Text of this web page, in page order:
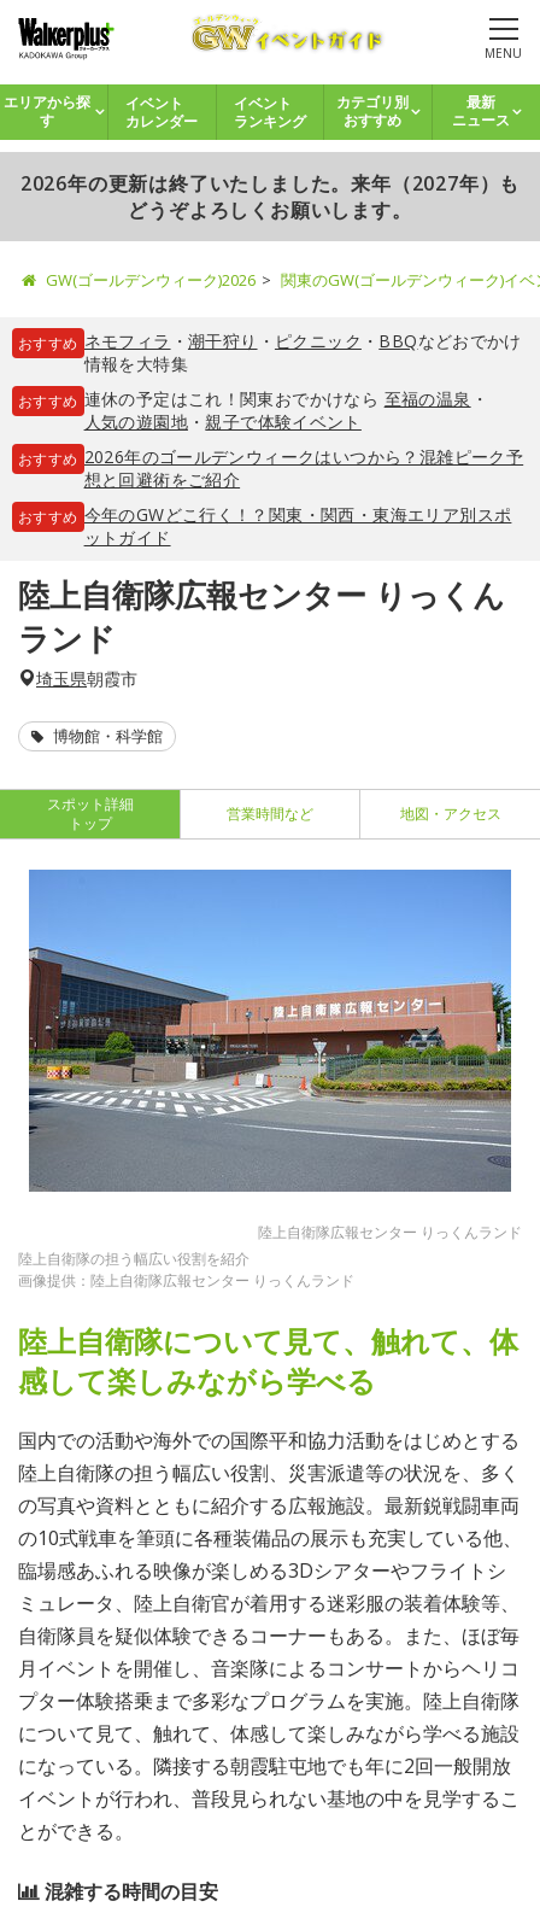
MENU
エリアから探
す
イベント
カレンダー
イベント
ランキング
カテゴリ別
おすすめ
最新
ニュース
2026年の更新は終了いたしました。来年（2027年）も
どうぞよろしくお願いします。
GW(ゴールデンウィーク)2026 関東のGW(ゴールデンウィーク)イ
おすすめ ネモフィラ ・ 潮干狩り ・ ピクニック ・ BBQなどおでかけ
情報を大特集
おすすめ 連休の予定はこれ！関東おでかけなら 至福の温泉 ・
人気の遊園地・親子で体験イベント
おすすめ 2026年のゴールデンウィークはいつから？混雑ピーク予
想と回避術をご紹介
おすすめ 今年のGWどこ行く！？関東・関西・東海エリア別スポ
ットガイド
陸上自衛隊広報センター りっくん
ランド
埼玉県朝霞市
博物館・科学館
スポット詳細
トップ
営業時間など 地図・アクセス
陸上自衛隊広報センター りっくんランド
陸上自衛隊の担う幅広い役割を紹介
画像提供：陸上自衛隊広報センター りっくんランド
陸上自衛隊について見て、触れて、体
感して楽しみながら学べる
国内での活動や海外での国際平和協力活動をはじめとする
陸上自衛隊の担う幅広い役割、災害派遣等の状況を、多く
の写真や資料とともに紹介する広報施設。最新鋭戦闘車両
の10式戦車を筆頭に各種装備品の展示も充実している他、
臨場感あふれる映像が楽しめる3Dシアターやフライトシ
ミュレータ、陸上自衛官が着用する迷彩服の装着体験等、
自衛隊員を疑似体験できるコーナーもある。また、ほぼ毎
月イベントを開催し、音楽隊によるコンサートからヘリコ
プター体験搭乗まで多彩なプログラムを実施。陸上自衛隊
について見て、触れて、体感して楽しみながら学べる施設
になっている。隣接する朝霞駐屯地でも年に2回一般開放
イベントが行われ、普段見られない基地の中を見学するこ
とができる。
混雑する時間の目安